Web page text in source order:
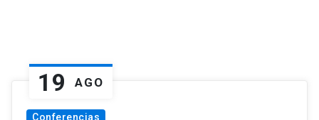
19 AGO
Conferencias